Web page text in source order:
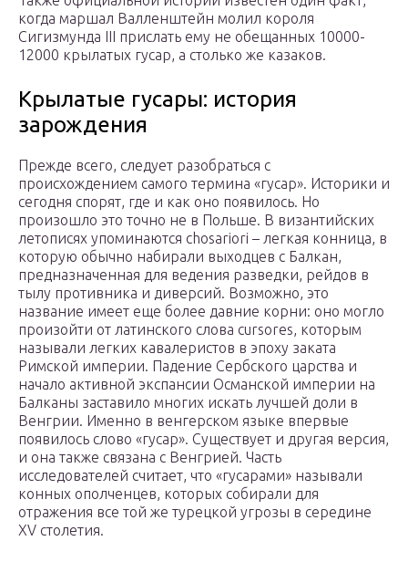
когда маршал Валленштейн молил короля
Сигизмунда III прислать ему не обещанных 10000-
12000 крылатых гусар, а столько же казаков.
Крылатые гусары: история
зарождения
Прежде всего, следует разобраться с
происхождением самого термина «гусар». Историки и
сегодня спорят, где и как оно появилось. Но
произошло это точно не в Польше. В византийских
летописях упоминаются chosariori – легкая конница, в
которую обычно набирали выходцев с Балкан,
предназначенная для ведения разведки, рейдов в
тылу противника и диверсий. Возможно, это
название имеет еще более давние корни: оно могло
произойти от латинского слова cursores, которым
называли легких кавалеристов в эпоху заката
Римской империи. Падение Сербского царства и
начало активной экспансии Османской империи на
Балканы заставило многих искать лучшей доли в
Венгрии. Именно в венгерском языке впервые
появилось слово «гусар». Существует и другая версия,
и она также связана с Венгрией. Часть
исследователей считает, что «гусарами» называли
конных ополченцев, которых собирали для
отражения все той же турецкой угрозы в середине
XV столетия.